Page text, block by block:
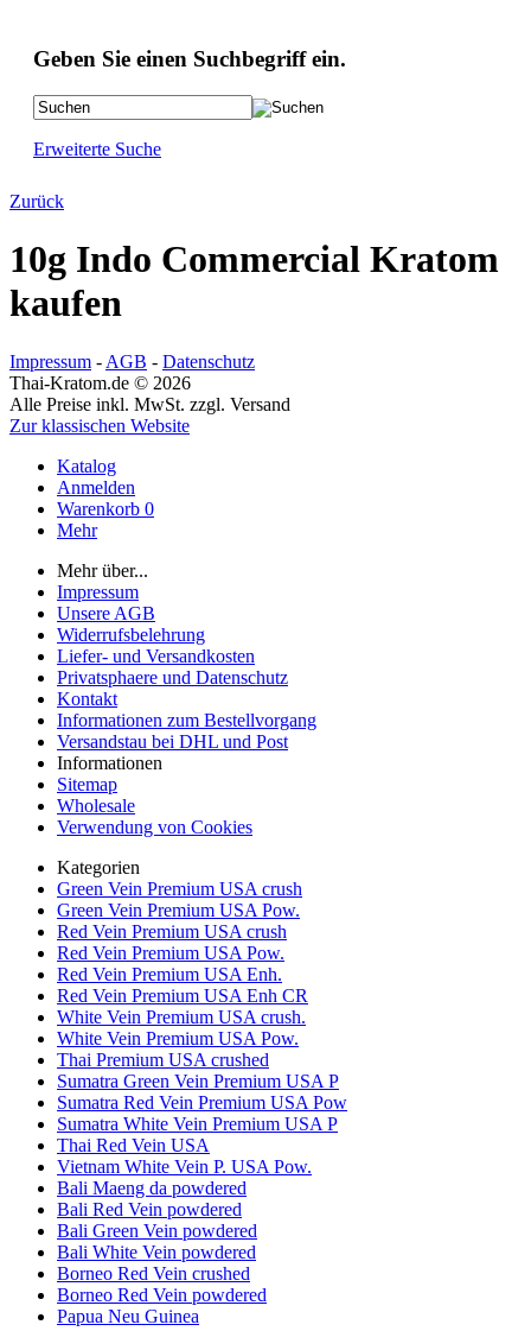
Geben Sie einen Suchbegriff ein.
Erweiterte Suche
Zurück
10g Indo Commercial Kratom
kaufen
Impressum - AGB - Datenschutz
Thai-Kratom.de © 2026
Alle Preise inkl. MwSt. zzgl. Versand
Zur klassischen Website
Katalog
Anmelden
Warenkorb 0
Mehr
Mehr über...
Impressum
Unsere AGB
Widerrufsbelehrung
Liefer- und Versandkosten
Privatsphaere und Datenschutz
Kontakt
Informationen zum Bestellvorgang
Versandstau bei DHL und Post
Informationen
Sitemap
Wholesale
Verwendung von Cookies
Kategorien
Green Vein Premium USA crush
Green Vein Premium USA Pow.
Red Vein Premium USA crush
Red Vein Premium USA Pow.
Red Vein Premium USA Enh.
Red Vein Premium USA Enh CR
White Vein Premium USA crush.
White Vein Premium USA Pow.
Thai Premium USA crushed
Sumatra Green Vein Premium USA P
Sumatra Red Vein Premium USA Pow
Sumatra White Vein Premium USA P
Thai Red Vein USA
Vietnam White Vein P. USA Pow.
Bali Maeng da powdered
Bali Red Vein powdered
Bali Green Vein powdered
Bali White Vein powdered
Borneo Red Vein crushed
Borneo Red Vein powdered
Papua Neu Guinea